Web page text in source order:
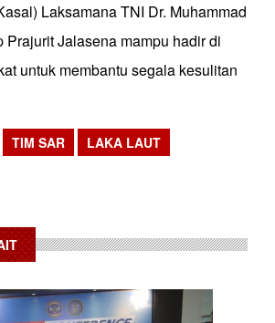
Laksamana TNI Dr. Muhammad
Prajurit Jalasena mampu hadir di
untuk membantu segala kesulitan
TIM SAR LAKA LAUT